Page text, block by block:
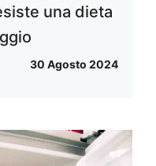
una dieta
30 Agosto 2024